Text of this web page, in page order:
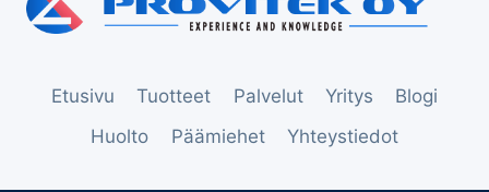
Etusivu Tuotteet Palvelut Yritys
Blogi
Huolto
Päämiehet Yhteystiedot